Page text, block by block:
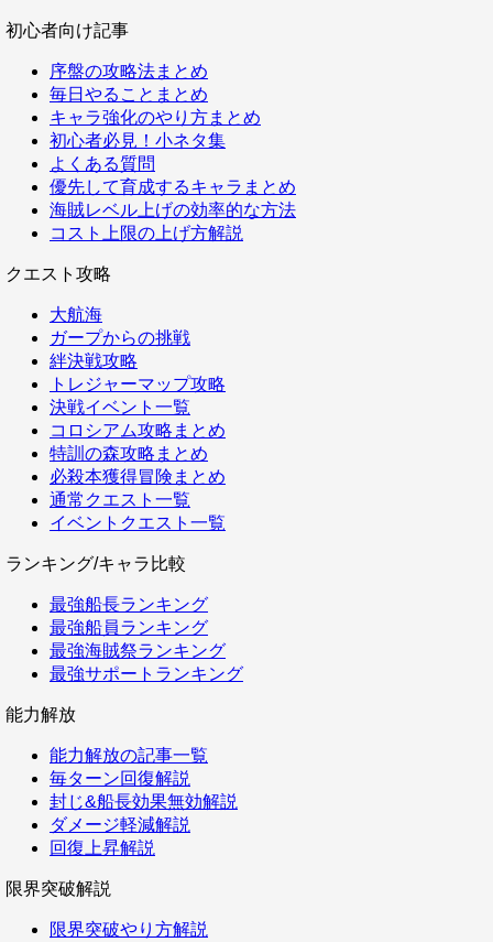
初心者向け記事
序盤の攻略法まとめ
毎日やることまとめ
キャラ強化のやり方まとめ
初心者必見！小ネタ集
よくある質問
優先して育成するキャラまとめ
海賊レベル上げの効率的な方法
コスト上限の上げ方解説
クエスト攻略
大航海
ガープからの挑戦
絆決戦攻略
トレジャーマップ攻略
決戦イベント一覧
コロシアム攻略まとめ
特訓の森攻略まとめ
必殺本獲得冒険まとめ
通常クエスト一覧
イベントクエスト一覧
ランキング/キャラ比較
最強船長ランキング
最強船員ランキング
最強海賊祭ランキング
最強サポートランキング
能力解放
能力解放の記事一覧
毎ターン回復解説
封じ&船長効果無効解説
ダメージ軽減解説
回復上昇解説
限界突破解説
限界突破やり方解説